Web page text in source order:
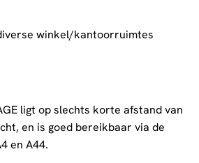
winkel/kantoorruimtes
ligt op slechts korte afstand van
en is goed bereikbaar via de
en A44.